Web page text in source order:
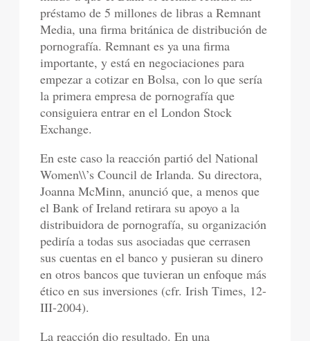
préstamo de 5 millones de libras a Remnant
Media, una firma británica de distribución de
pornografía. Remnant es ya una firma
importante, y está en negociaciones para
empezar a cotizar en Bolsa, con lo que sería
la primera empresa de pornografía que
consiguiera entrar en el London Stock
Exchange.
En este caso la reacción partió del National
Women\\’s Council de Irlanda. Su directora,
Joanna McMinn, anunció que, a menos que
el Bank of Ireland retirara su apoyo a la
distribuidora de pornografía, su organización
pediría a todas sus asociadas que cerrasen
sus cuentas en el banco y pusieran su dinero
en otros bancos que tuvieran un enfoque más
ético en sus inversiones (cfr. Irish Times, 12-
III-2004).
La reacción dio resultado. En una